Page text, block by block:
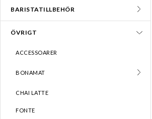
BARISTATILLBEHÖR
ÖVRIGT
ACCESSOARER
BONAMAT
CHAI LATTE
FONTE